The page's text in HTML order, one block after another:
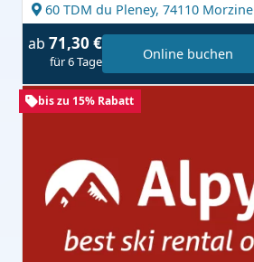
60 TDM du Pleney, 74110 Morzine
ab 71,30 €
für 6 Tage Online buchen
bis zu 15% Rabatt